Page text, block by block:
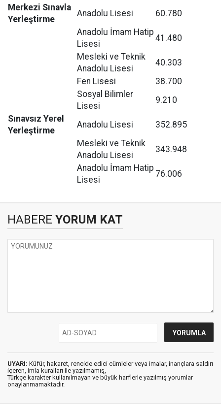
Merkezi Sınavla
Yerleştirme
Anadolu Lisesi
60.780
Anadolu İmam Hatip
Lisesi
41.480
Mesleki ve Teknik
Anadolu Lisesi
40.303
Fen Lisesi
38.700
Sosyal Bilimler
Lisesi
9.210
Sınavsız Yerel
Yerleştirme
Anadolu Lisesi
352.895
Mesleki ve Teknik
Anadolu Lisesi
343.948
Anadolu İmam Hatip
Lisesi
76.006
HABERE YORUM KAT
UYARI: Küfür, hakaret, rencide edici cümleler veya imalar, inançlara saldırı
içeren, imla kuralları ile yazılmamış,
Türkçe karakter kullanılmayan ve büyük harflerle yazılmış yorumlar
onaylanmamaktadır.